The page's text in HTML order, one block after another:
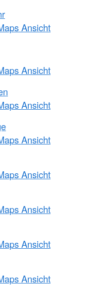
Ansicht
Ansicht
Ansicht
Ansicht
Ansicht
Ansicht
Ansicht
Ansicht